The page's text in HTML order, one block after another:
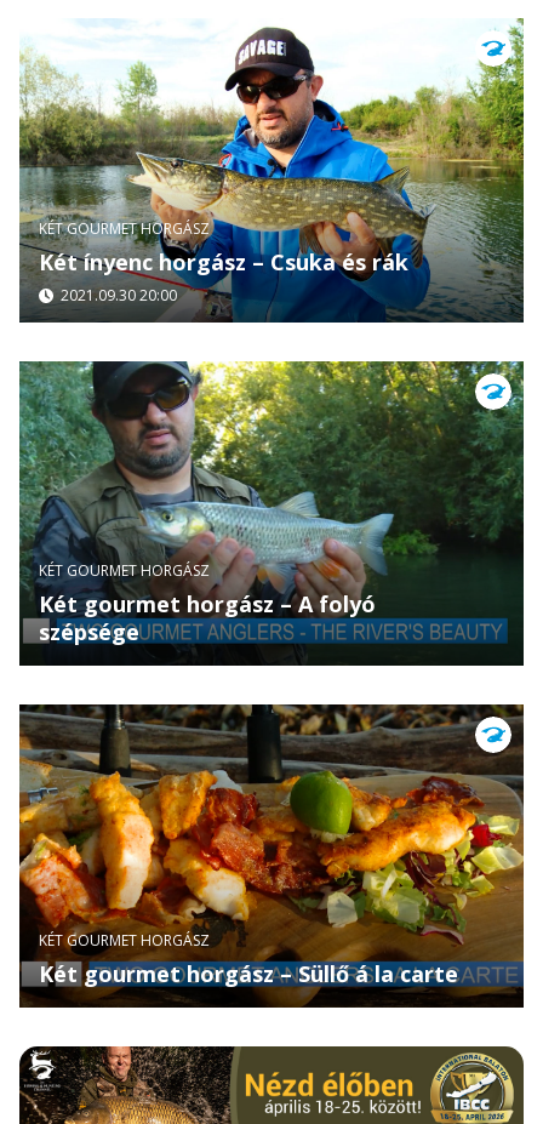
KÉT GOURMET HORGÁSZ
Két ínyenc horgász – Csuka és rák
2021.09.30 20:00
KÉT GOURMET HORGÁSZ
Két gourmet horgász – A folyó
szépsége
KÉT GOURMET HORGÁSZ
Két gourmet horgász – Süllő á la carte